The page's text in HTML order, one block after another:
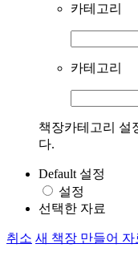
카테고리
카테고리
책장카테고리 설
다.
Default 설정
설정
선택한 자료
취소 새 책장 만들어 자